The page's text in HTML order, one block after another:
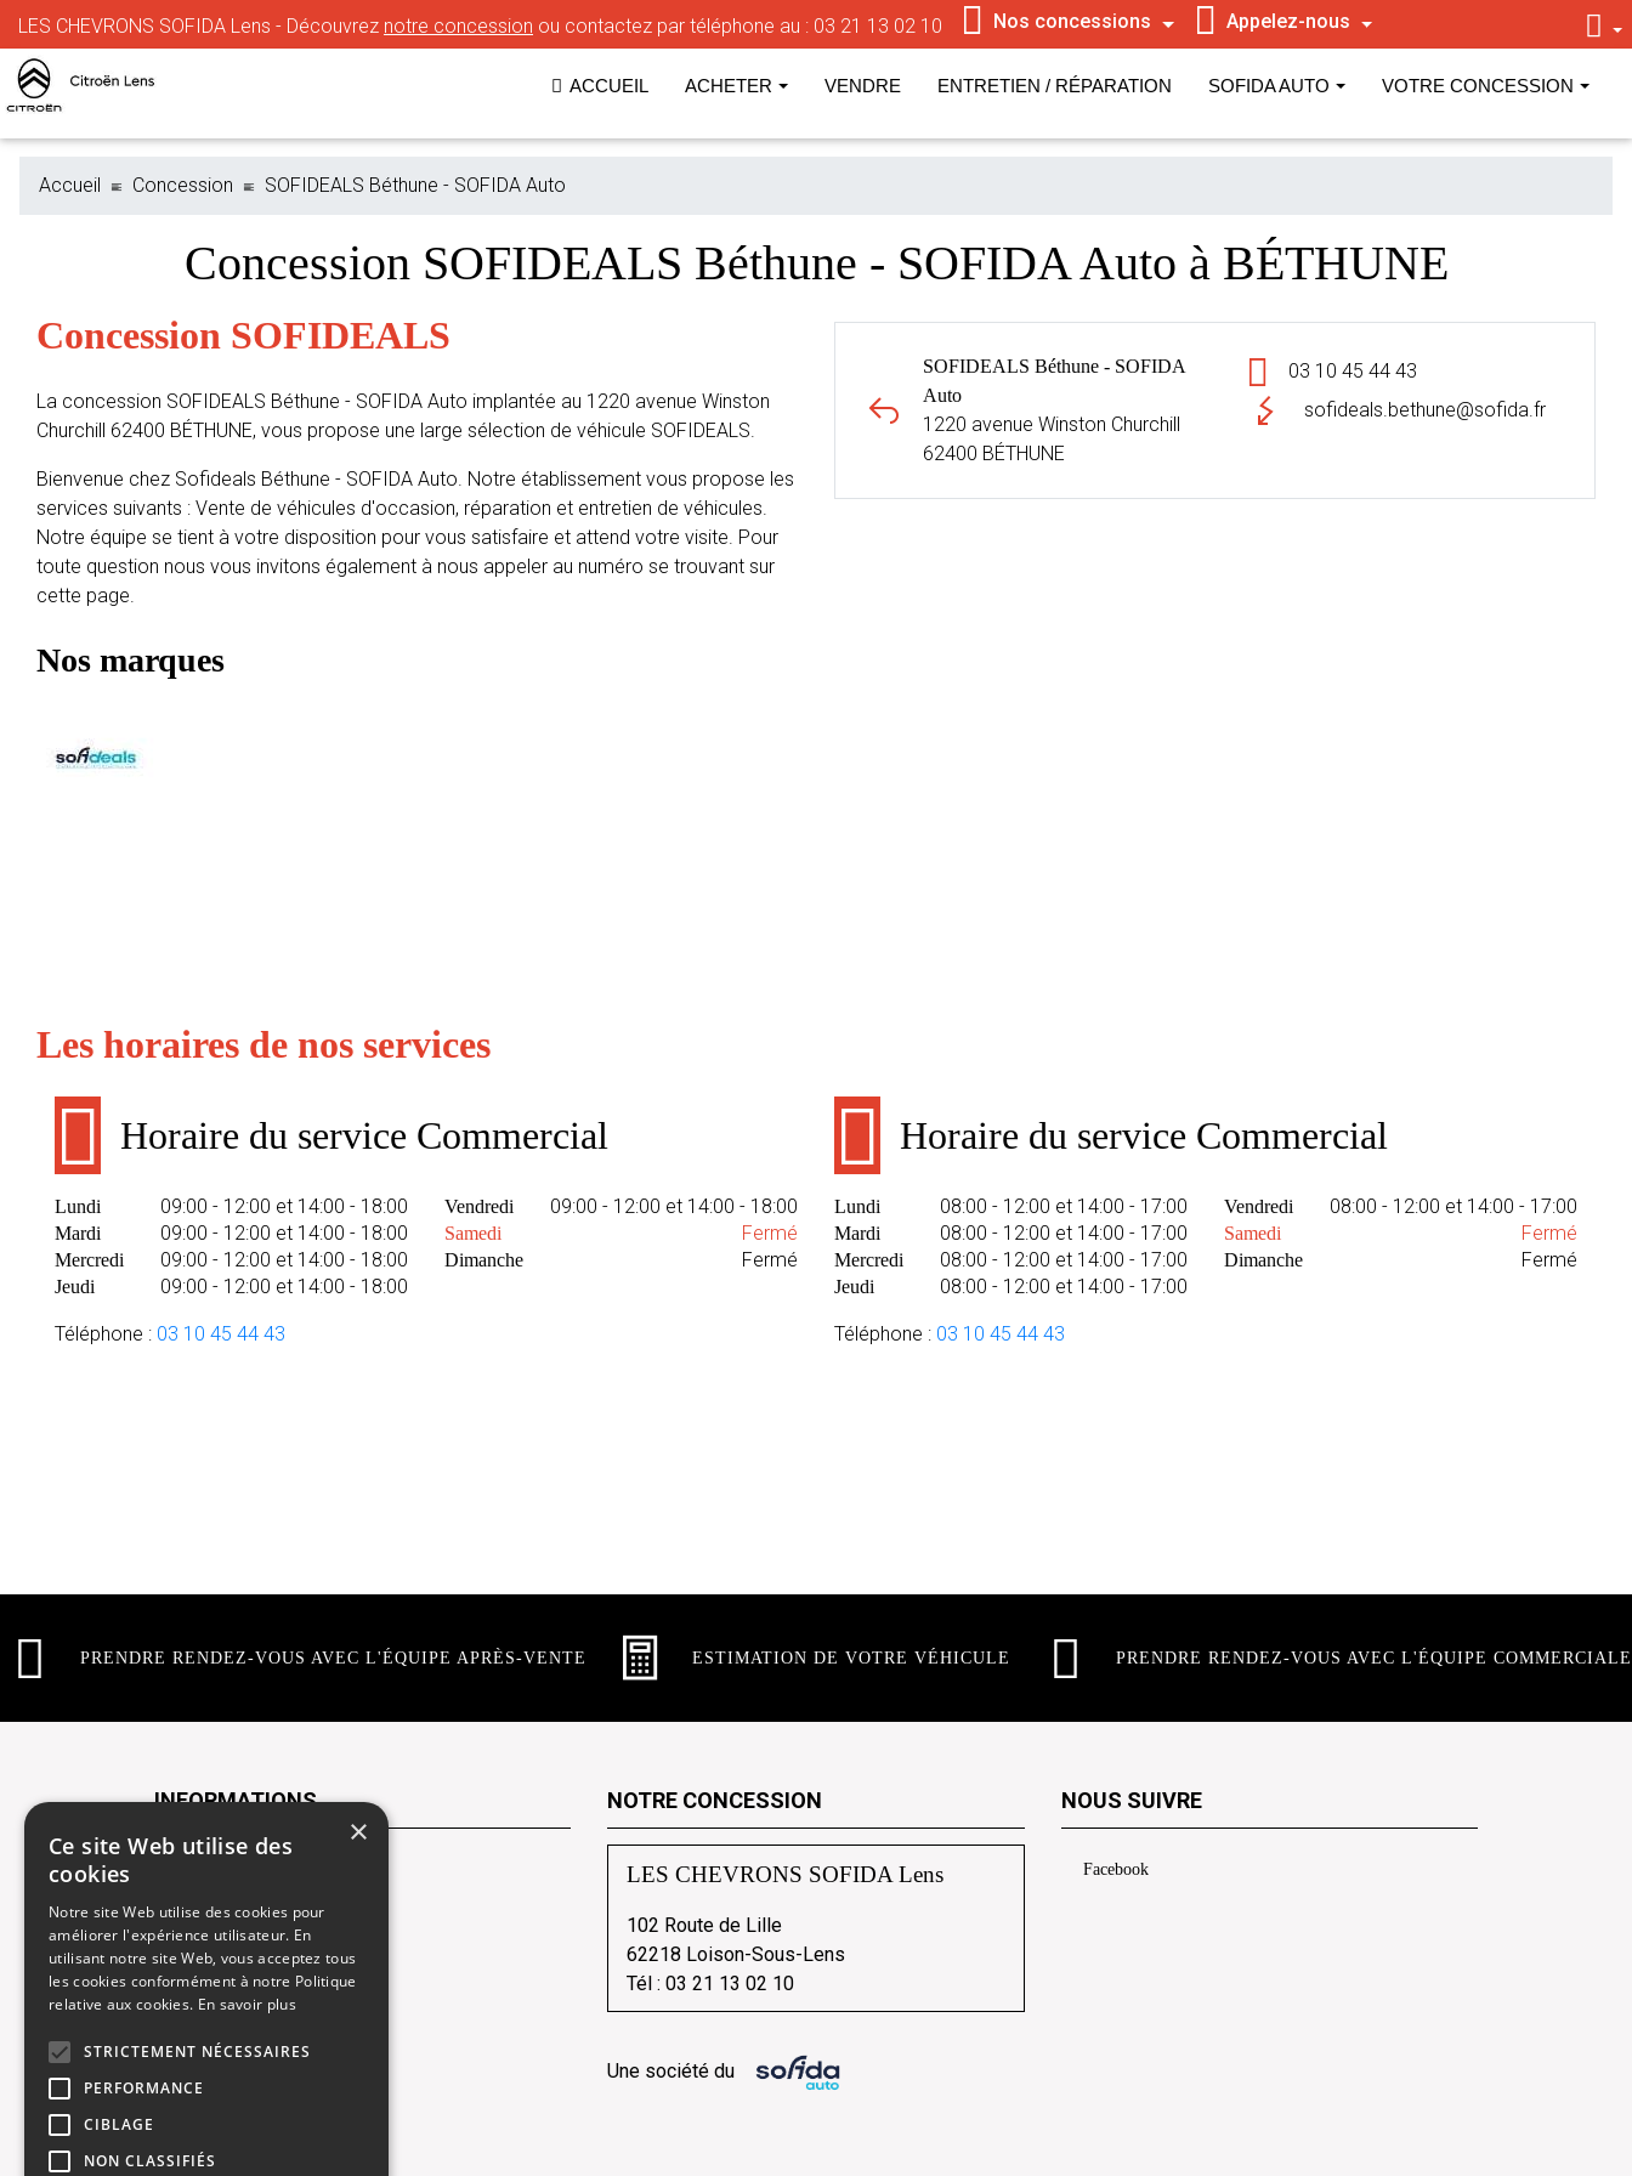
LES CHEVRONS SOFIDA Lens - Découvrez notre concession ou contactez par téléphone au : 03 21 13 02 10 Nos concessions Appelez-nous
ACCUEIL ACHETER VENDRE ENTRETIEN / RÉPARATION SOFIDA AUTO VOTRE CONCESSION
Accueil Concession SOFIDEALS Béthune - SOFIDA Auto
Concession SOFIDEALS Béthune - SOFIDA Auto à BÉTHUNE
SOFIDEALS Béthune - SOFIDA
Auto
1220 avenue Winston Churchill
62400 BÉTHUNE
03 10 45 44 43
sofideals.bethune@sofida.fr
Concession SOFIDEALS
La concession SOFIDEALS Béthune - SOFIDA Auto implantée au 1220 avenue Winston
Churchill 62400 BÉTHUNE, vous propose une large sélection de véhicule SOFIDEALS.
Bienvenue chez Sofideals Béthune - SOFIDA Auto. Notre établissement vous propose les
services suivants : Vente de véhicules d'occasion, réparation et entretien de véhicules.
Notre équipe se tient à votre disposition pour vous satisfaire et attend votre visite. Pour
toute question nous vous invitons également à nous appeler au numéro se trouvant sur
cette page.
Nos marques
Les horaires de nos services
Horaire du service Commercial
Lundi 09:00 - 12:00 et 14:00 - 18:00
Mardi 09:00 - 12:00 et 14:00 - 18:00
Mercredi 09:00 - 12:00 et 14:00 - 18:00
Jeudi 09:00 - 12:00 et 14:00 - 18:00
Vendredi 09:00 - 12:00 et 14:00 - 18:00
Samedi Fermé
Dimanche Fermé
Téléphone : 03 10 45 44 43
Horaire du service Commercial
Lundi 08:00 - 12:00 et 14:00 - 17:00
Mardi 08:00 - 12:00 et 14:00 - 17:00
Mercredi 08:00 - 12:00 et 14:00 - 17:00
Jeudi 08:00 - 12:00 et 14:00 - 17:00
Vendredi 08:00 - 12:00 et 14:00 - 17:00
Samedi Fermé
Dimanche Fermé
Téléphone : 03 10 45 44 43
PRENDRE RENDEZ-VOUS AVEC L'ÉQUIPE APRÈS-VENTE ESTIMATION DE VOTRE VÉHICULE PRENDRE RENDEZ-VOUS AVEC L'ÉQUIPE COMMERCIALE
INFORMATIONS
Recrutement
Rendez-vous atelier
Mentions légales
NOTRE CONCESSION
LES CHEVRONS SOFIDA Lens
102 Route de Lille
62218 Loison-Sous-Lens
Tél :03 21 13 02 10
Une société du
NOUS SUIVRE
Facebook
×
Ce site Web utilise des
cookies
Notre site Web utilise des cookies pour
améliorer l'expérience utilisateur. En
utilisant notre site Web, vous acceptez tous
les cookies conformément à notre Politique
relative aux cookies. En savoir plus
STRICTEMENT NÉCESSAIRES
PERFORMANCE
CIBLAGE
NON CLASSIFIÉS